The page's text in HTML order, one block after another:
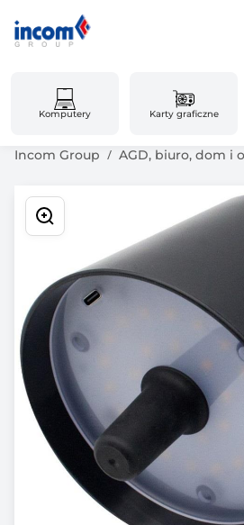
Komputery Karty graficzne
Incom Group AGD, biuro, dom i